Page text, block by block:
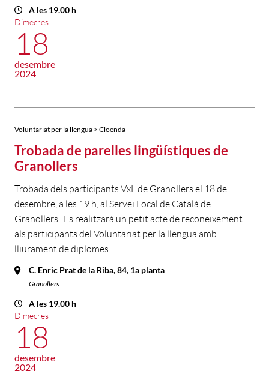
A les 19.00 h
Dimecres
18
desembre
2024
Voluntariat per la llengua > Cloenda
Trobada de parelles lingüístiques de
Granollers
Trobada dels participants VxL de Granollers el 18 de
desembre, a les 19 h, al Servei Local de Català de
Granollers. Es realitzarà un petit acte de reconeixement
als participants del Voluntariat per la llengua amb
lliurament de diplomes.
C. Enric Prat de la Riba, 84, 1a planta
Granollers
A les 19.00 h
Dimecres
18
desembre
2024